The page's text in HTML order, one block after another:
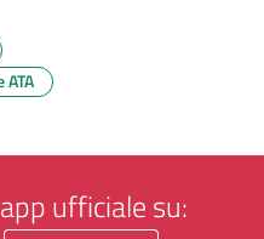
ufficiale su: